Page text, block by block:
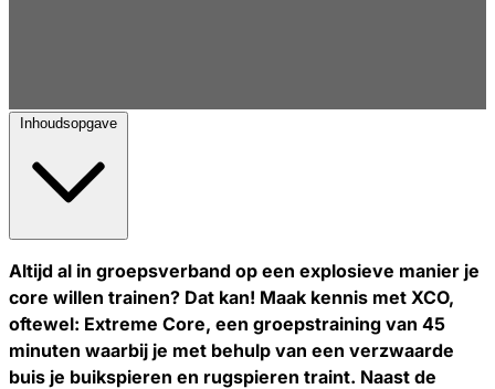
Inhoudsopgave
Altijd al in groepsverband op een explosieve manier je
core willen trainen? Dat kan! Maak kennis met XCO,
oftewel: Extreme Core, een groepstraining van 45
minuten waarbij je met behulp van een verzwaarde
buis je buikspieren en rugspieren traint. Naast de